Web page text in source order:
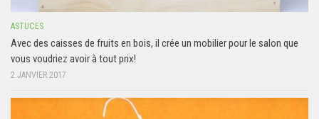
ASTUCES
Avec des caisses de fruits en bois, il crée un mobilier pour le salon que
vous voudriez avoir à tout prix!
2 JANVIER 2017